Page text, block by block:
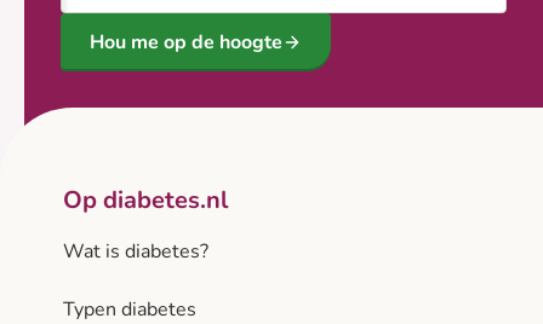
Hou me op de hoogte
Op diabetes.nl
Wat is diabetes?
Typen diabetes